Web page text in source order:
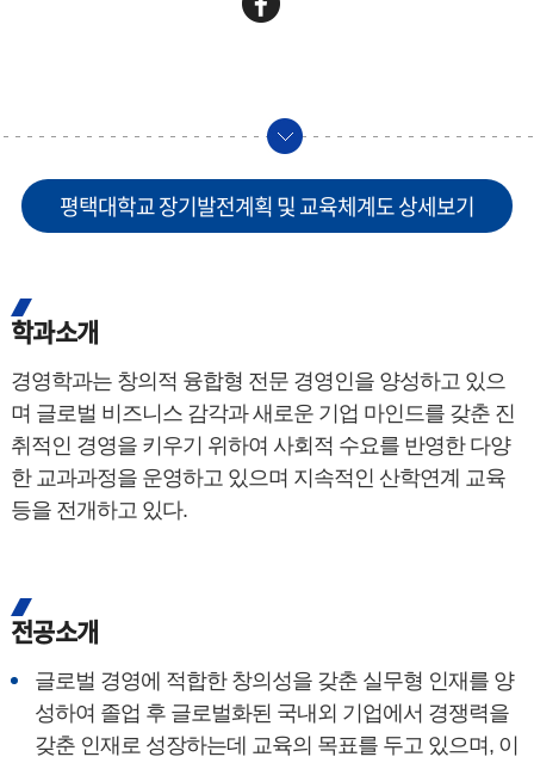
평택대학교 장기발전계획 및 교육체계도 상세보기
학과소개
경영학과는 창의적 융합형 전문 경영인을 양성하고 있으
며 글로벌 비즈니스 감각과 새로운 기업 마인드를 갖춘 진
취적인 경영을 키우기 위하여 사회적 수요를 반영한 다양
한 교과과정을 운영하고 있으며 지속적인 산학연계 교육
등을 전개하고 있다.
전공소개
글로벌 경영에 적합한 창의성을 갖춘 실무형 인재를 양
성하여 졸업 후 글로벌화된 국내외 기업에서 경쟁력을
갖춘 인재로 성장하는데 교육의 목표를 두고 있으며, 이